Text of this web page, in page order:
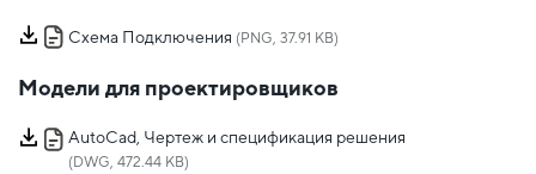
Схема Подключения (PNG, 37.91 KB)
Модели для проектировщиков
AutoCad, Чертеж и спецификация решения
(DWG, 472.44 KB)